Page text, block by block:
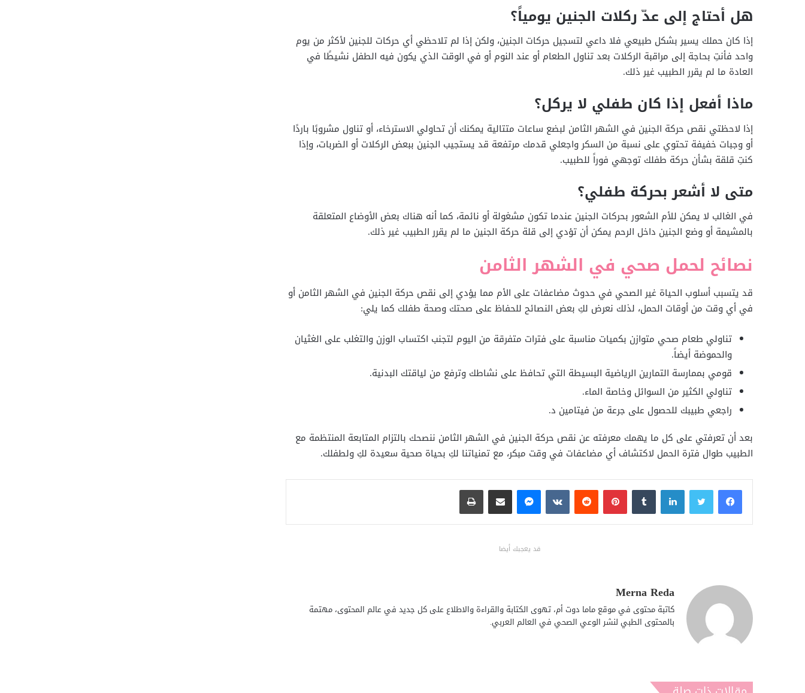
هل أحتاج إلى عدّ ركلات الجنين يومياً؟
إذا كان حملك يسير بشكل طبيعي فلا داعي لتسجيل حركات الجنين، ولكن إذا لم تلاحظي أي حركات للجنين لأكثر من يوم
واحد فأنتِ بحاجة إلى مراقبة الركلات بعد تناول الطعام أو عند النوم أو في الوقت الذي يكون فيه الطفل نشيطًا في
العادة ما لم يقرر الطبيب غير ذلك.
ماذا أفعل إذا كان طفلي لا يركل؟
إذا لاحظتي نقص حركة الجنين في الشهر الثامن لبضع ساعات متتالية يمكنك أن تحاولي الاسترخاء، أو تناول مشروبًا باردًا
أو وجبات خفيفة تحتوي على نسبة من السكر واجعلي قدمك مرتفعة قد يستجيب الجنين ببعض الركلات أو الضربات، وإذا
كنتِ قلقة بشأن حركة طفلك توجهي فوراً للطبيب.
متى لا أشعر بحركة طفلي؟
في الغالب لا يمكن للأم الشعور بحركات الجنين عندما تكون مشغولة أو نائمة، كما أنه هناك بعض الأوضاع المتعلقة
بالمشيمة أو وضع الجنين داخل الرحم يمكن أن تؤدي إلى قلة حركة الجنين ما لم يقرر الطبيب غير ذلك.
نصائح لحمل صحي في الشهر الثامن
قد يتسبب أسلوب الحياة غير الصحي في حدوث مضاعفات على الأم مما يؤدي إلى نقص حركة الجنين في الشهر الثامن أو
في أي وقت من أوقات الحمل، لذلك نعرض لكِ بعض النصائح للحفاظ على صحتك وصحة طفلك كما يلي:
تناولي طعام صحي متوازن بكميات مناسبة على فترات متفرقة من اليوم لتجنب اكتساب الوزن والتغلب على الغثيان
والحموضة أيضاً.
قومي بممارسة التمارين الرياضية البسيطة التي تحافظ على نشاطك وترفع من لياقتك البدنية.
تناولي الكثير من السوائل وخاصة الماء.
راجعي طبيبك للحصول على جرعة من فيتامين د.
بعد أن تعرفتي على كل ما يهمك معرفته عن نقص حركة الجنين في الشهر الثامن ننصحك بالتزام المتابعة المنتظمة مع
الطبيب طوال فترة الحمل لاكتشاف أي مضاعفات في وقت مبكر، مع تمنياتنا لكِ بحياة صحية سعيدة لكِ ولطفلك.
فيسبوكتويتر لينكدإن بينتيريست ماسنجر مشاركة عبر البريد طباعة
قد يعجبك أيضا
Merna Reda
كاتبة محتوى في موقع ماما دوت أم، تهوى الكتابة والقراءة والاطلاع على كل جديد في عالم المحتوى، مهتمة
بالمحتوى الطبي لنشر الوعي الصحي في العالم العربي.